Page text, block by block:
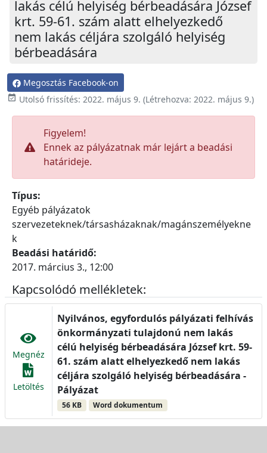
lakás célú helyiség bérbeadására József
krt. 59-61. szám alatt elhelyezkedő
nem lakás céljára szolgáló helyiség
bérbeadására
Megosztás Facebook-on
 Utolsó frissítés: 2022. május 9. (Létrehozva: 2022. május 9.)
Figyelem!
Ennek az pályázatnak már lejárt a beadási
határideje.
Típus:
Egyéb pályázatok
szervezeteknek/társasházaknak/magánszemélyekne
k
Beadási határidő:
2017. március 3., 12:00
Kapcsolódó mellékletek:
Megnéz
Letöltés
Nyilvános, egyfordulós pályázati felhívás
önkormányzati tulajdonú nem lakás
célú helyiség bérbeadására József krt. 59-
61. szám alatt elhelyezkedő nem lakás
céljára szolgáló helyiség bérbeadására -
Pályázat
56 KB Word dokumentum